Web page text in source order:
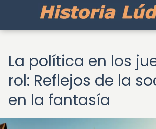
La política en los
rol: Reflejos de la
en la fantasía